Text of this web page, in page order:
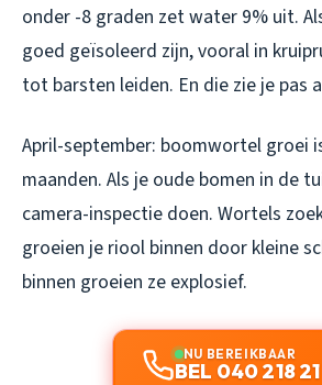
onder -8 graden zet water 9% uit.
goed geïsoleerd zijn, vooral in
tot barsten leiden. En die zie je pas
April-september: boomwortel groei
maanden. Als je oude bomen in de
camera-inspectie doen. Wortels
groeien je riool binnen door kleine
binnen groeien ze explosief.
NU BEREIKBAAR
BEL 040 218